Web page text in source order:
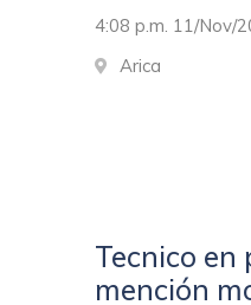
4:08 p.m. 11/Nov/
Arica
Tecnico en
mención